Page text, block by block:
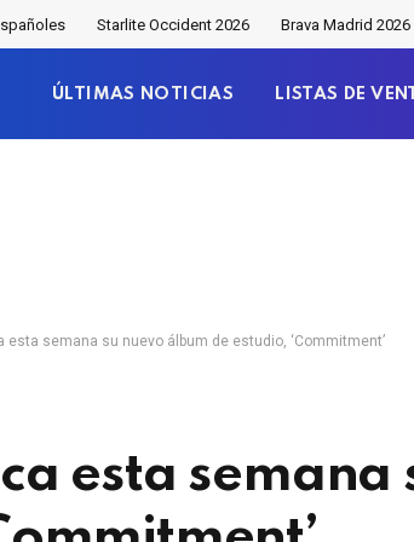
Starlite Occident 2026 Brava Madrid 2026
ÚLTIMAS NOTICIAS LISTAS DE
esta semana su nuevo álbum de estudio, ‘Commitment’
esta semana